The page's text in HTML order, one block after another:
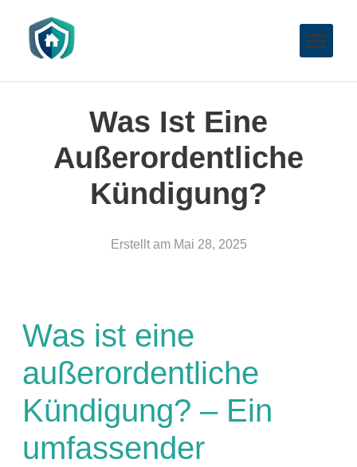
Was Ist Eine
Außerordentliche
Kündigung?
Erstellt am Mai 28, 2025
Was ist eine
außerordentliche
Kündigung? – Ein
umfassender